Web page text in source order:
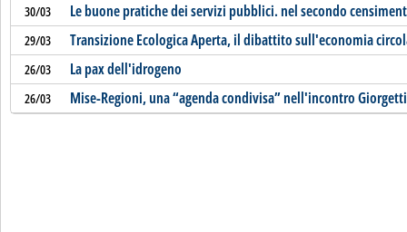
30/03 Le buone pratiche dei servizi pubblici. nel secondo
29/03 Transizione Ecologica Aperta, il dibattito sull'economia
26/03 La pax dell'idrogeno
26/03 Mise-Regioni, una “agenda condivisa” nell'incontro